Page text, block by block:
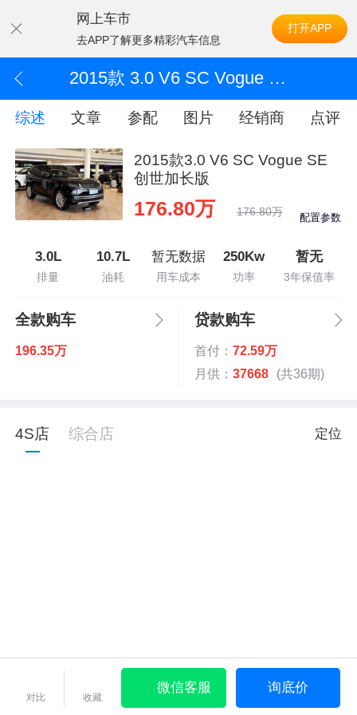
网上车市
去APP了解更多精彩汽车信息
打开APP
2015款 3.0 V6 SC Vogue SE 创世加长版
综述 文章 参配 图片 经销商 点评
2015款3.0 V6 SC Vogue SE
创世加长版
176.80万 176.80万 配置参数
3.0L
排量
10.7L
油耗
暂无数据
用车成本
250Kw
功率
暂无
3年保值率
全款购车
196.35万
贷款购车
首付： 72.59万
月供： 37668 (共36期)
4S店 综合店 定位
对比 收藏
微信客服 询底价